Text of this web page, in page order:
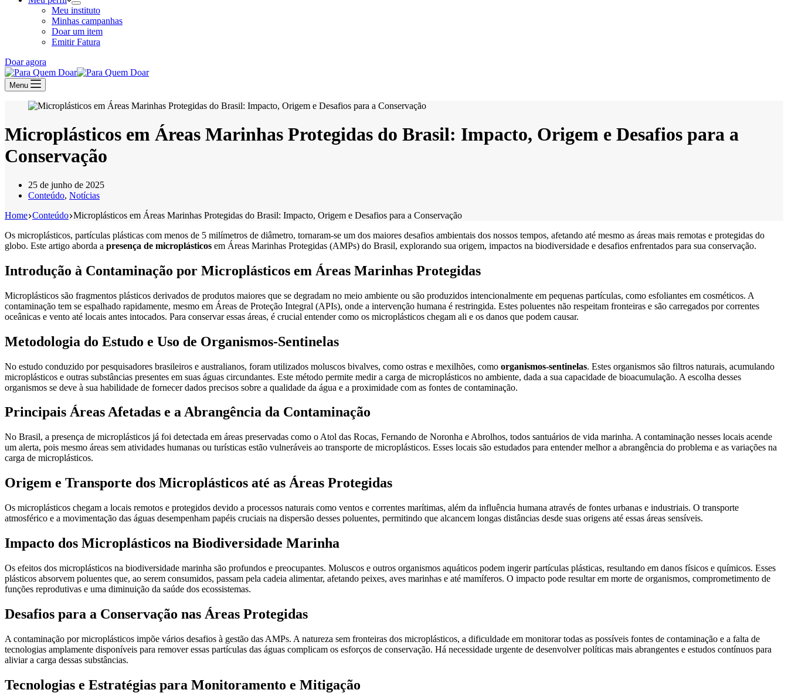
Meu instituto
Minhas campanhas
Doar um item
Emitir Fatura
Doar agora
Menu
Microplásticos em Áreas Marinhas Protegidas do Brasil: Impacto, Origem e Desafios para a
Conservação
25 de junho de 2025
Conteúdo, Notícias
Home Conteúdo Microplásticos em Áreas Marinhas Protegidas do Brasil: Impacto, Origem e Desafios para a Conservação
Os microplásticos, partículas plásticas com menos de 5 milímetros de diâmetro, tornaram-se um dos maiores desafios ambientais dos nossos tempos, afetando até mesmo as áreas mais remotas e protegidas do
globo. Este artigo aborda a presença de microplásticos em Áreas Marinhas Protegidas (AMPs) do Brasil, explorando sua origem, impactos na biodiversidade e desafios enfrentados para sua conservação.
Introdução à Contaminação por Microplásticos em Áreas Marinhas Protegidas
Microplásticos são fragmentos plásticos derivados de produtos maiores que se degradam no meio ambiente ou são produzidos intencionalmente em pequenas partículas, como esfoliantes em cosméticos. A
contaminação tem se espalhado rapidamente, mesmo em Áreas de Proteção Integral (APIs), onde a intervenção humana é restringida. Estes poluentes não respeitam fronteiras e são carregados por correntes
oceânicas e vento até locais antes intocados. Para conservar essas áreas, é crucial entender como os microplásticos chegam ali e os danos que podem causar.
Metodologia do Estudo e Uso de Organismos-Sentinelas
No estudo conduzido por pesquisadores brasileiros e australianos, foram utilizados moluscos bivalves, como ostras e mexilhões, como organismos-sentinelas. Estes organismos são filtros naturais, acumulando
microplásticos e outras substâncias presentes em suas águas circundantes. Este método permite medir a carga de microplásticos no ambiente, dada a sua capacidade de bioacumulação. A escolha desses
organismos se deve à sua habilidade de fornecer dados precisos sobre a qualidade da água e a proximidade com as fontes de contaminação.
Principais Áreas Afetadas e a Abrangência da Contaminação
No Brasil, a presença de microplásticos já foi detectada em áreas preservadas como o Atol das Rocas, Fernando de Noronha e Abrolhos, todos santuários de vida marinha. A contaminação nesses locais acende
um alerta, pois mesmo áreas sem atividades humanas ou turísticas estão vulneráveis ao transporte de microplásticos. Esses locais são estudados para entender melhor a abrangência do problema e as variações na
carga de microplásticos.
Origem e Transporte dos Microplásticos até as Áreas Protegidas
Os microplásticos chegam a locais remotos e protegidos devido a processos naturais como ventos e correntes marítimas, além da influência humana através de fontes urbanas e industriais. O transporte
atmosférico e a movimentação das águas desempenham papéis cruciais na dispersão desses poluentes, permitindo que alcancem longas distâncias desde suas origens até essas áreas sensíveis.
Impacto dos Microplásticos na Biodiversidade Marinha
Os efeitos dos microplásticos na biodiversidade marinha são profundos e preocupantes. Moluscos e outros organismos aquáticos podem ingerir partículas plásticas, resultando em danos físicos e químicos. Esses
plásticos absorvem poluentes que, ao serem consumidos, passam pela cadeia alimentar, afetando peixes, aves marinhas e até mamíferos. O impacto pode resultar em morte de organismos, comprometimento de
funções reprodutivas e uma diminuição da saúde dos ecossistemas.
Desafios para a Conservação nas Áreas Protegidas
A contaminação por microplásticos impõe vários desafios à gestão das AMPs. A natureza sem fronteiras dos microplásticos, a dificuldade em monitorar todas as possíveis fontes de contaminação e a falta de
tecnologias amplamente disponíveis para remover essas partículas das águas complicam os esforços de conservação. Há necessidade urgente de desenvolver políticas mais abrangentes e estudos contínuos para
aliviar a carga dessas substâncias.
Tecnologias e Estratégias para Monitoramento e Mitigação